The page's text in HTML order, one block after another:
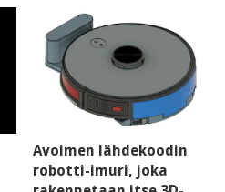
mielikuvaan brändistä
Avoimen lähdekoodin
robotti-imuri, joka